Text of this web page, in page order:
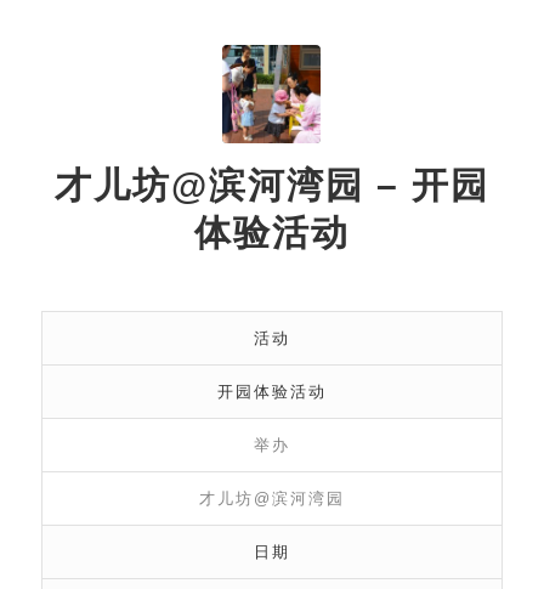
才儿坊@滨河湾园 – 开园
体验活动
活动
开园体验活动
举办
才儿坊@滨河湾园
日期